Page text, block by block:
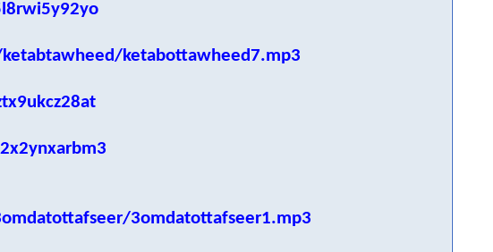
ketabottawheed7.mp3
3omdatottafseer1.mp3